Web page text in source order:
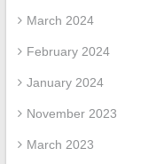
March 2024
February 2024
January 2024
November 2023
March 2023